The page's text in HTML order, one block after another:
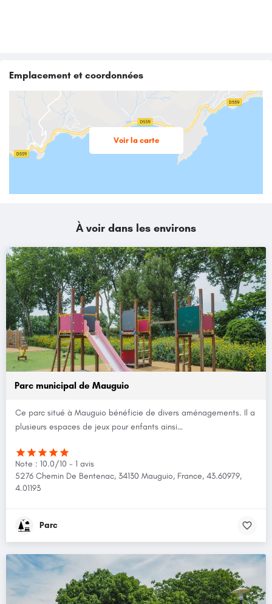
Emplacement et coordonnées
Voir la carte
À voir dans les environs
Parc municipal de Mauguio
Ce parc situé à Mauguio bénéficie de divers aménagements. Il a
plusieurs espaces de jeux pour enfants ainsi…
Note : 10.0/10 - 1 avis
5276 Chemin De Bentenac, 34130 Mauguio, France, 43.60979,
4.01193
Parc